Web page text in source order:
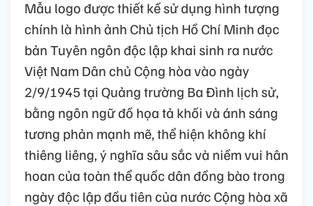
Mẫu logo được thiết kế sử dụng hình tượng
chính là hình ảnh Chủ tịch Hồ Chí Minh đọc
bản Tuyên ngôn độc lập khai sinh ra nước
Việt Nam Dân chủ Cộng hòa vào ngày
2/9/1945 tại Quảng trường Ba Đình lịch sử,
bằng ngôn ngữ đồ họa tả khối và ánh sáng
tương phản mạnh mẽ, thể hiện không khí
thiêng liêng, ý nghĩa sâu sắc và niềm vui hân
hoan của toàn thể quốc dân đồng bào trong
ngày độc lập đầu tiên của nước Cộng hòa xã